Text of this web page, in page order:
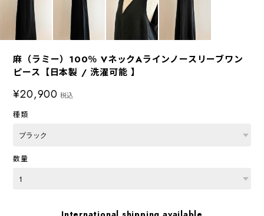
麻（ラミー）100％ VネックAラインノースリーブワン
ピース【日本製 / 洗濯可能 】
¥20,900 税込
種類
数量